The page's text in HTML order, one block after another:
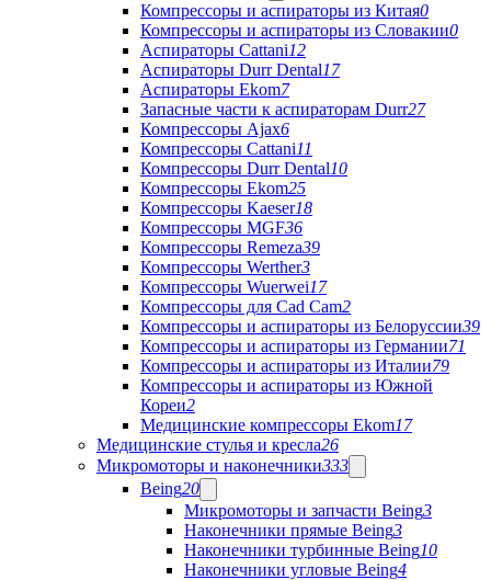
Компрессоры и аспираторы из Китая0
Компрессоры и аспираторы из Словакии0
Аспираторы Cattani12
Аспираторы Durr Dental17
Аспираторы Ekom7
Запасные части к аспираторам Durr27
Компрессоры Ajax6
Компрессоры Cattani11
Компрессоры Durr Dental10
Компрессоры Ekom25
Компрессоры Kaeser18
Компрессоры MGF36
Компрессоры Remeza39
Компрессоры Werther3
Компрессоры Wuerwei17
Компрессоры для Cad Cam2
Компрессоры и аспираторы из Белоруссии39
Компрессоры и аспираторы из Германии71
Компрессоры и аспираторы из Италии79
Компрессоры и аспираторы из Южной
Кореи2
Медицинские компрессоры Ekom17
Медицинские стулья и кресла26
Микромоторы и наконечники333
Being20
Микромоторы и запчасти Being3
Наконечники прямые Being3
Наконечники турбинные Being10
Наконечники угловые Being4